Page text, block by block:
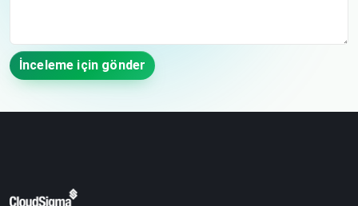
İnceleme için gönder